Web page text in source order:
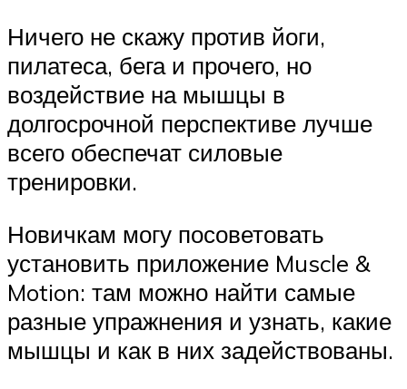
Ничего не скажу против йоги,
пилатеса, бега и прочего, но
воздействие на мышцы в
долгосрочной перспективе лучше
всего обеспечат силовые
тренировки.
Новичкам могу посоветовать
установить приложение Muscle &
Motion: там можно найти самые
разные упражнения и узнать, какие
мышцы и как в них задействованы.